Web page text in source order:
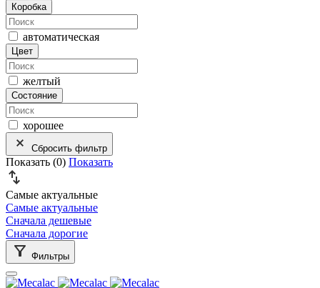
Коробка
автоматическая
Цвет
желтый
Состояние
хорошее
Сбросить фильтр
Показать (0) Показать
Самые актуальные
Самые актуальные
Сначала дешевые
Сначала дорогие
Фильтры